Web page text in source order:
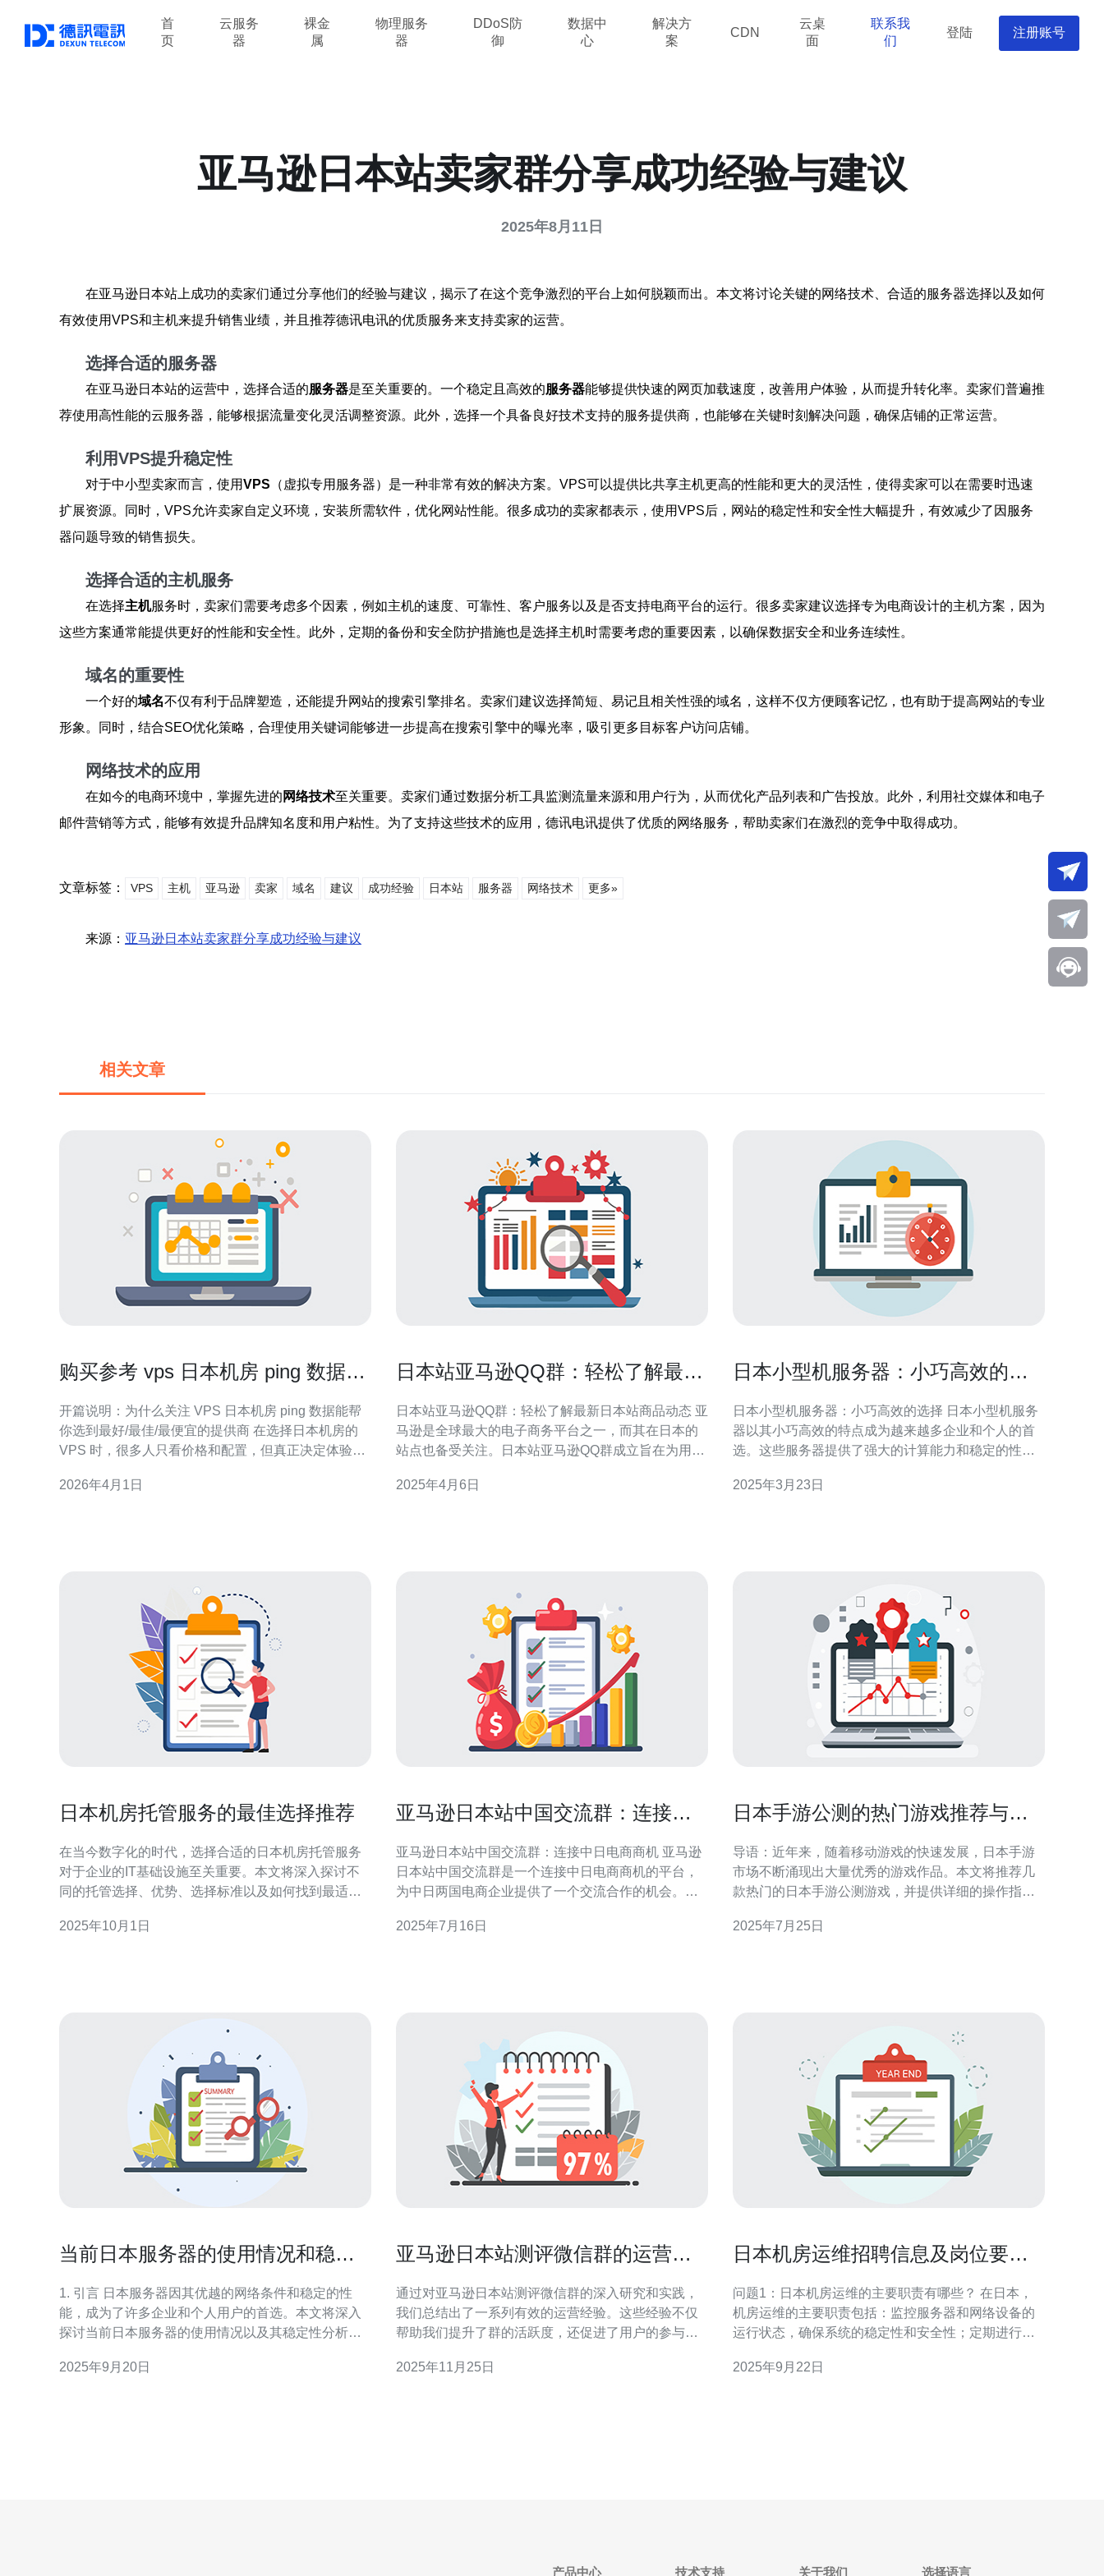
首
页
云服务
器
裸金
属
物理服务
器
DDoS防
御
数据中
心
解决方
案
CDN
云桌
面
联系我
们
登陆 注册账号
亚马逊日本站卖家群分享成功经验与建议
2025年8月11日
在亚马逊日本站上成功的卖家们通过分享他们的经验与建议，揭示了在这个竞争激烈的平台上如何脱颖而出。本文将讨论关键的网络技术、合适的服务器选择以及如何
有效使用VPS和主机来提升销售业绩，并且推荐德讯电讯的优质服务来支持卖家的运营。
选择合适的服务器
在亚马逊日本站的运营中，选择合适的服务器是至关重要的。一个稳定且高效的服务器能够提供快速的网页加载速度，改善用户体验，从而提升转化率。卖家们普遍推
荐使用高性能的云服务器，能够根据流量变化灵活调整资源。此外，选择一个具备良好技术支持的服务提供商，也能够在关键时刻解决问题，确保店铺的正常运营。
利用VPS提升稳定性
对于中小型卖家而言，使用VPS （虚拟专用服务器）是一种非常有效的解决方案。VPS可以提供比共享主机更高的性能和更大的灵活性，使得卖家可以在需要时迅速
扩展资源。同时，VPS允许卖家自定义环境，安装所需软件，优化网站性能。很多成功的卖家都表示，使用VPS后，网站的稳定性和安全性大幅提升，有效减少了因服务
器问题导致的销售损失。
选择合适的主机服务
在选择主机服务时，卖家们需要考虑多个因素，例如主机的速度、可靠性、客户服务以及是否支持电商平台的运行。很多卖家建议选择专为电商设计的主机方案，因为
这些方案通常能提供更好的性能和安全性。此外，定期的备份和安全防护措施也是选择主机时需要考虑的重要因素，以确保数据安全和业务连续性。
域名的重要性
一个好的域名不仅有利于品牌塑造，还能提升网站的搜索引擎排名。卖家们建议选择简短、易记且相关性强的域名，这样不仅方便顾客记忆，也有助于提高网站的专业
形象。同时，结合SEO优化策略，合理使用关键词能够进一步提高在搜索引擎中的曝光率，吸引更多目标客户访问店铺。
网络技术的应用
在如今的电商环境中，掌握先进的 网络技术至关重要。卖家们通过数据分析工具监测流量来源和用户行为，从而优化产品列表和广告投放。此外，利用社交媒体和电子
邮件营销等方式，能够有效提升品牌知名度和用户粘性。为了支持这些技术的应用，德讯电讯提供了优质的网络服务，帮助卖家们在激烈的竞争中取得成功。
文章标签： VPS 主机 亚马逊 卖家 域名 建议 成功经验 日本站 服务器 网络技术 更多»
来源： 亚马逊日本站卖家群分享成功经验与建议
相关文章
购买参考 vps 日本机房 ping 数据如
开篇说明：为什么关注 VPS 日本机房 ping 数据能帮
你选到最好/最佳/最便宜的提供商 在选择日本机房的
VPS 时，很多人只看价格和配置，但真正决定体验的
横向对比，你能快速判断哪家是体验最好的、性价比
2026年4月1日
日本站亚马逊QQ群：轻松了解最新
日本站亚马逊QQ群：轻松了解最新日本站商品动态 亚
马逊是全球最大的电子商务平台之一，而其在日本的
站点也备受关注。日本站亚马逊QQ群成立旨在为用户
该QQ群，用户可以及时获取到日本站商品的最新信
2025年4月6日
日本小型机服务器：小巧高效的选
日本小型机服务器：小巧高效的选择 日本小型机服务
器以其小巧高效的特点成为越来越多企业和个人的首
选。这些服务器提供了强大的计算能力和稳定的性
绍日本小型机服务器的特点和优势。 日本小型机服务
2025年3月23日
日本机房托管服务的最佳选择推荐
在当今数字化的时代，选择合适的日本机房托管服务
对于企业的IT基础设施至关重要。本文将深入探讨不
同的托管选择、优势、选择标准以及如何找到最适合
些是日本机房托管服务的主要类型？ 在选择日本机房
2025年10月1日
亚马逊日本站中国交流群：连接中
亚马逊日本站中国交流群：连接中日电商商机 亚马逊
日本站中国交流群是一个连接中日电商商机的平台，
为中日两国电商企业提供了一个交流合作的机会。通
展，共同开拓亚洲市场。 亚马逊日本站中国交流群致
2025年7月16日
日本手游公测的热门游戏推荐与评
导语：近年来，随着移动游戏的快速发展，日本手游
市场不断涌现出大量优秀的游戏作品。本文将推荐几
款热门的日本手游公测游戏，并提供详细的操作指
步骤 在选择游戏下载之前，您需要了解哪些游戏正在
2025年7月25日
当前日本服务器的使用情况和稳定
1. 引言 日本服务器因其优越的网络条件和稳定的性
能，成为了许多企业和个人用户的首选。本文将深入
探讨当前日本服务器的使用情况以及其稳定性分析，
日本服务器。 2. 日本服务器的概述 日本服务器通常指
2025年9月20日
亚马逊日本站测评微信群的运营经
通过对亚马逊日本站测评微信群的深入研究和实践，
我们总结出了一系列有效的运营经验。这些经验不仅
帮助我们提升了群的活跃度，还促进了用户的参与
详细探讨这些经验，包括如何吸引新成员、提升互动
2025年11月25日
日本机房运维招聘信息及岗位要求
问题1：日本机房运维的主要职责有哪些？ 在日本，
机房运维的主要职责包括：监控服务器和网络设备的
运行状态，确保系统的稳定性和安全性；定期进行系
服务；记录和分析运维数据，为系统优化提供依据；
2025年9月22日
产品中心 技术支持 关于我们 选择语言